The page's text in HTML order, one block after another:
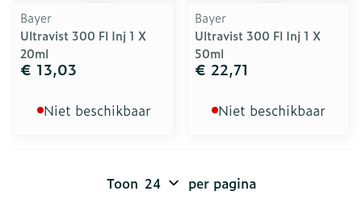
Bayer
Ultravist 300 Fl Inj 1 X
20ml
€ 13,03
Niet beschikbaar
Bayer
Ultravist 300 Fl Inj 1 X
50ml
€ 22,71
Niet beschikbaar
Toon per pagina